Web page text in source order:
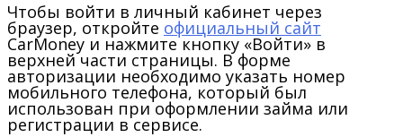
Чтобы войти в личный кабинет через
браузер, откройте официальный сайт
CarMoney и нажмите кнопку «Войти» в
верхней части страницы. В форме
авторизации необходимо указать номер
мобильного телефона, который был
использован при оформлении займа или
регистрации в сервисе.